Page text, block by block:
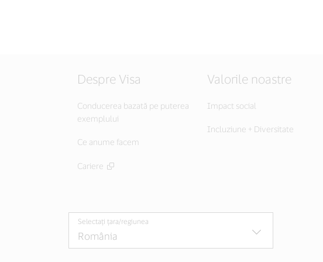
Despre Visa
Conducerea bazată pe puterea
exemplului
Ce anume facem
Cariere
Valorile noastre
Impact social
Incluziune + Diversitate
Selectați țara/regiunea